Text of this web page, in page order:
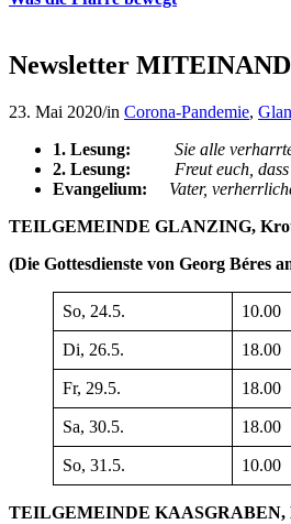
Newsletter
23. Mai 2020/in Corona-Pandemie,
1. Lesung:
Sie alle
2. Lesung:
Freut euch,
Evangelium:
Vater,
TEILGEMEINDE GLANZING,
(Die Gottesdienste von Georg Béres
So, 24.5. 10.00
Di, 26.5. 18.00
Fr, 29.5. 18.00
Sa, 30.5. 18.00
So, 31.5. 10.00
TEILGEMEINDE KAASGRABEN,